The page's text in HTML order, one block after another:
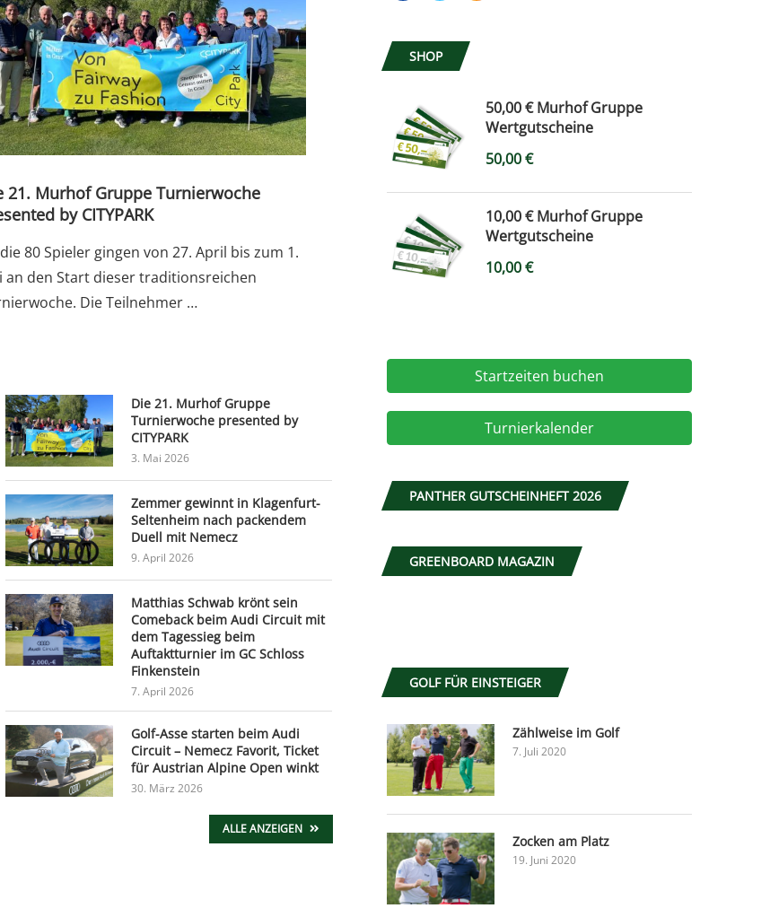
21. Murhof Gruppe Turnierwoche
by CITYPARK
80 Spieler gingen von 27. April bis zum 1.
an den Start dieser traditionsreichen
Die Teilnehmer …
Die 21. Murhof Gruppe
Turnierwoche presented by
CITYPARK
3. Mai 2026
Zemmer gewinnt in Klagenfurt-
Seltenheim nach packendem
Duell mit Nemecz
9. April 2026
Matthias Schwab krönt sein
Comeback beim Audi Circuit mit
dem Tagessieg beim
Auftaktturnier im GC Schloss
Finkenstein
7. April 2026
Golf-Asse starten beim Audi
Circuit – Nemecz Favorit, Ticket
für Austrian Alpine Open winkt
30. März 2026
ALLE ANZEIGEN
SHOP
50,00 € Murhof Gruppe
Wertgutscheine
50,00€
10,00 € Murhof Gruppe
Wertgutscheine
10,00€
Startzeiten buchen
Turnierkalender
PANTHER GUTSCHEINHEFT 2026
GREENBOARD MAGAZIN
GOLF FÜR EINSTEIGER
Zählweise im Golf
7. Juli 2020
Zocken am Platz
19. Juni 2020